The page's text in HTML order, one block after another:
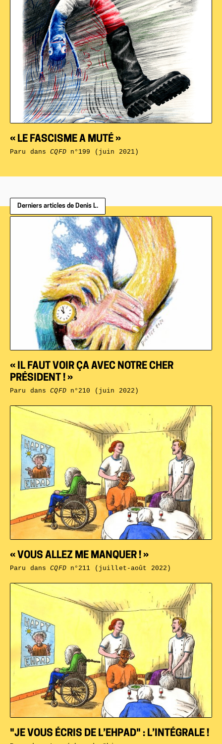
« LE FASCISME A MUTÉ »
Paru dansCQFDn°199 (juin 2021)
Derniers articles de Denis L.
"JE VOUS ÉCRIS DE L’EHPAD" : L’INTÉGRALE !
« VOUS ALLEZ ME MANQUER ! »
Paru dansCQFDn°211 (juillet-août 2022)
« IL FAUT VOIR ÇA AVEC NOTRE CHER
PRÉSIDENT ! »
Paru dansCQFDn°210 (juin 2022)